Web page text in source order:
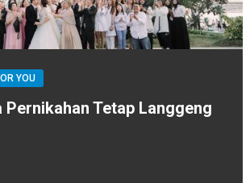
YOU
Pernikahan Tetap Langgeng